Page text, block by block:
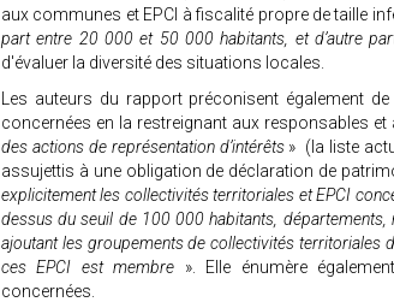
aux communes et EPCI à fiscalité propre de taille
part entre 20 000 et 50 000 habitants, et d’autre
d'évaluer la diversité des situations locales.
Les auteurs du rapport préconisent également
concernées en la restreignant aux responsables
des actions de représentation d’intérêts» (la liste
assujettis à une obligation de déclaration de
explicitement les collectivités territoriales et EPCI
dessus du seuil de 100 000 habitants,
ajoutant les groupements de collectivités territoriales
ces EPCI est membre ». Elle énumère
concernées.